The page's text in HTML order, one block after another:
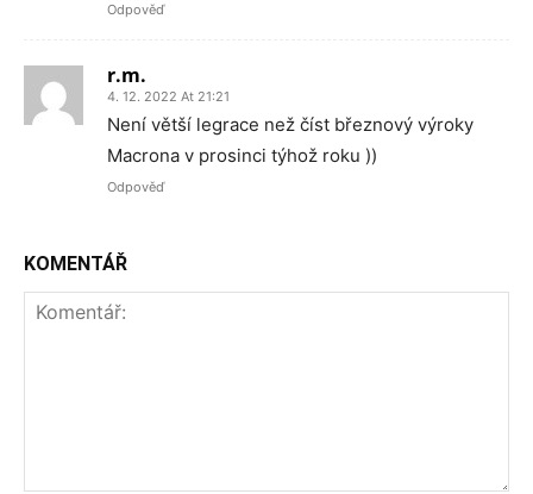
Odpověď
r.m.
4. 12. 2022 At 21:21
Není větší legrace než číst březnový výroky
Macrona v prosinci týhož roku ))
Odpověď
KOMENTÁŘ